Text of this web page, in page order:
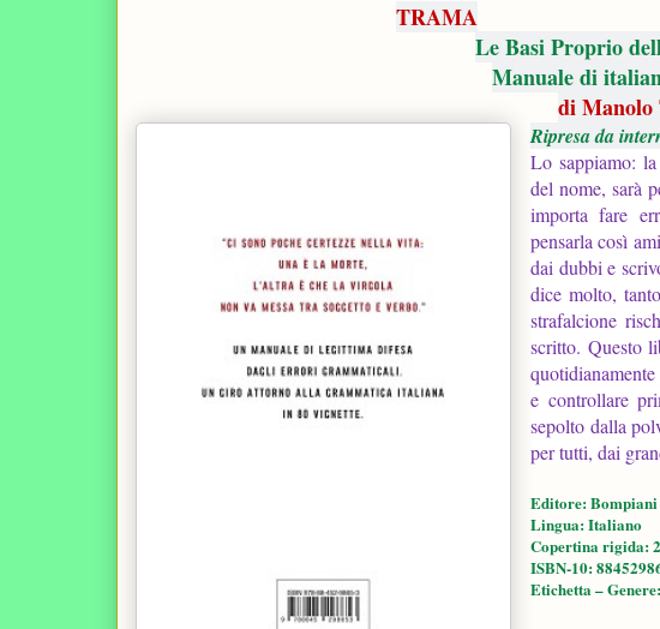
TRAMA
Le Basi Proprio
Manuale di
di
Ripresa da
Lo sappiamo:
del nome, sarà
importa fare
pensarla così
dai dubbi e
dice molto,
strafalcione
scritto. Questo
e controllare
sepolto dalla
per tutti, dai
Editore: Bompiani
Lingua: ‎Italiano
Copertina rigida:
ISBN-10:
Etichetta – Genere: